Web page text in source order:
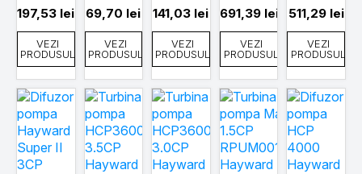
197,53 lei
VEZI
PRODUSUL
69,70 lei
VEZI
PRODUSUL
141,03 lei
VEZI
PRODUSUL
691,39 lei
VEZI
PRODUSUL
511,29 lei
VEZI
PRODUSUL